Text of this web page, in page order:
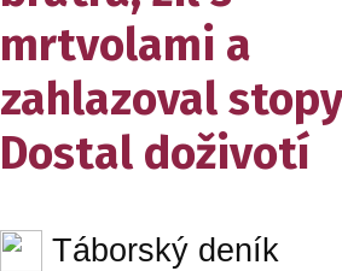
mrtvolami a
zahlazoval
Dostal doživotí
Táborský deník